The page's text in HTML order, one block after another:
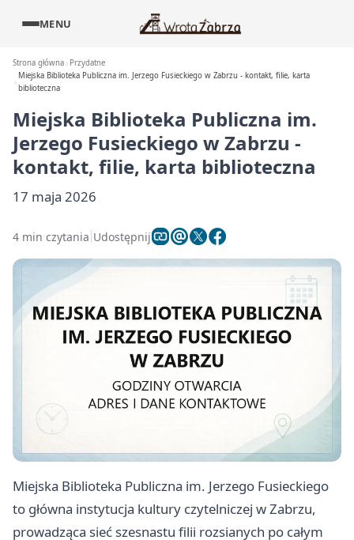
MENU
Strona główna
Przydatne
Miejska Biblioteka Publiczna im. Jerzego Fusieckiego w Zabrzu - kontakt, filie, karta
biblioteczna
Miejska Biblioteka Publiczna im.
Jerzego Fusieckiego w Zabrzu -
kontakt, filie, karta biblioteczna
17 maja 2026
4 min czytania Udostępnij
Miejska Biblioteka Publiczna im. Jerzego Fusieckiego
to główna instytucja kultury czytelniczej w Zabrzu,
prowadząca sieć szesnastu filii rozsianych po całym